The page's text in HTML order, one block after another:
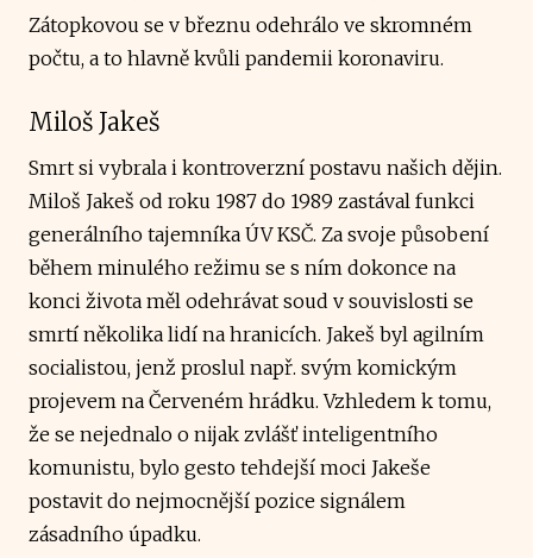
Zátopkovou se v březnu odehrálo ve skromném
počtu, a to hlavně kvůli pandemii koronaviru.
Miloš Jakeš
Smrt si vybrala i kontroverzní postavu našich dějin.
Miloš Jakeš od roku 1987 do 1989 zastával funkci
generálního tajemníka ÚV KSČ. Za svoje působení
během minulého režimu se s ním dokonce na
konci života měl odehrávat soud v souvislosti se
smrtí několika lidí na hranicích. Jakeš byl agilním
socialistou, jenž proslul např. svým komickým
projevem na Červeném hrádku. Vzhledem k tomu,
že se nejednalo o nijak zvlášť inteligentního
komunistu, bylo gesto tehdejší moci Jakeše
postavit do nejmocnější pozice signálem
zásadního úpadku.